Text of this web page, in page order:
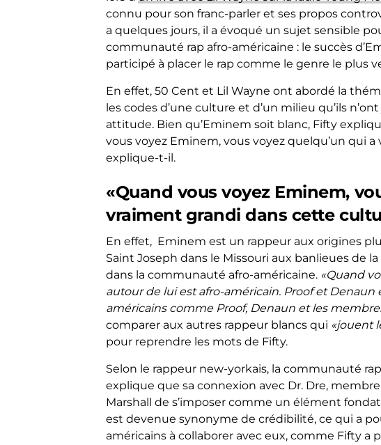
connu pour son franc-parler et ses propos
a quelques jours, il a évoqué un sujet sensible
communauté rap afro-américaine : le succès
participé à placer le rap comme le genre le plus
En effet, 50 Cent et Lil Wayne ont abordé la
les codes d’une culture et d’un milieu qu’ils
attitude. Bien qu’Eminem soit blanc, Fifty
vous voyez Eminem, vous voyez quelqu’un qui
explique-t-il.
«Quand vous voyez Eminem,
vraiment grandi dans cette
En effet, Eminem est un rappeur aux origines
Saint Joseph dans le Missouri aux banlieues de
dans la communauté afro-américaine. «Quand
autour de lui est afro-américain. Proof et Denaun
américains comme Proof, Denaun et les
comparer aux autres rappeur blancs qui «jouent
pour reprendre les mots de Fifty.
Selon le rappeur new-yorkais, la communauté
explique que sa connexion avec Dr. Dre,
Marshall de s’imposer comme un élément
est devenue synonyme de crédibilité, ce qui a
américains à collaborer avec eux, comme Fifty a